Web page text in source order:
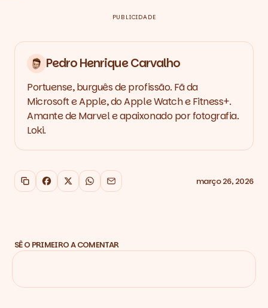
PUBLICIDADE
Pedro Henrique Carvalho
Portuense, burguês de profissão. Fã da
Microsoft e Apple, do Apple Watch e Fitness+.
Amante de Marvel e apaixonado por fotografia.
Loki.
Copiar link
Facebook
X WhatsApp
Email março 26, 2026
SÊ O PRIMEIRO A COMENTAR